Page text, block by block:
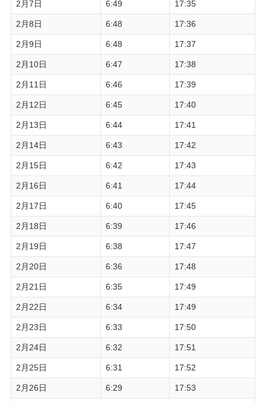
2月7日 6:49 17:35
2月8日 6:48 17:36
2月9日 6:48 17:37
2月10日 6:47 17:38
2月11日 6:46 17:39
2月12日 6:45 17:40
2月13日 6:44 17:41
2月14日 6:43 17:42
2月15日 6:42 17:43
2月16日 6:41 17:44
2月17日 6:40 17:45
2月18日 6:39 17:46
2月19日 6:38 17:47
2月20日 6:36 17:48
2月21日 6:35 17:49
2月22日 6:34 17:49
2月23日 6:33 17:50
2月24日 6:32 17:51
2月25日 6:31 17:52
2月26日 6:29 17:53